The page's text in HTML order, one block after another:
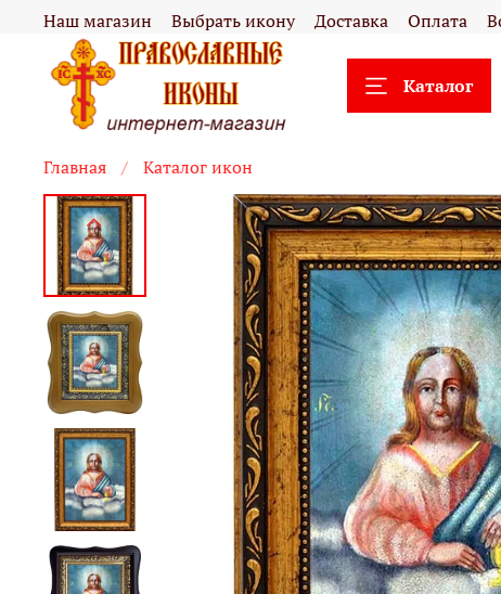
Наш магазин Выбрать икону Доставка Оплата
Каталог
Главная Каталог икон